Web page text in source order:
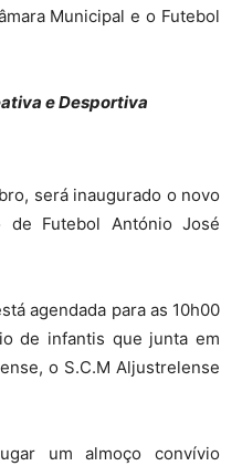
Municipal e o Futebol
e Desportiva
será inaugurado o novo
de Futebol António José
agendada para as 10h00
de infantis que junta em
o S.C.M Aljustrelense
um almoço convívio